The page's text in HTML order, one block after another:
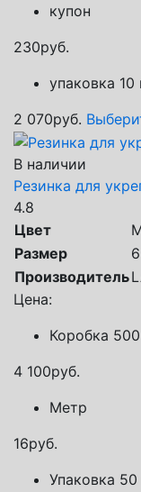
купон
230руб.
упаковка 10
2 070руб.
В наличии
Резинка для
4.8
Цвет
Размер
Производитель
Цена:
Коробка
4 100руб.
Метр
16руб.
Упаковка